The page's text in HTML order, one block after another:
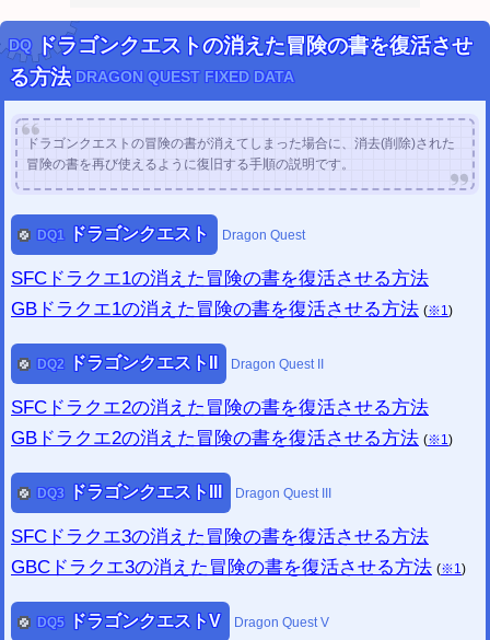
2022/11/20
ポケモン履歴書メーカー・スカーレットを公開しました。
ポケモン履歴書メーカー・バイオレット を公開しました。
2022/07/10
パワプロ風アバター画像ジェネレーター (顔イラストメーカー)
を公開しました。
DQ(ドラゴンクエスト)シリーズ関連ツール を公開しました。
FF(ファイナルファンタジー)シリーズ関連ツール
2022/01/22
任天堂改造解析掲示板を公開しました。
任天堂セーブデータ投稿掲示板を公開しました。
2021/04/08
ドラクエシリーズの消えた冒険の書を復活させる方法を公開しました。
2020/12/24
PC ドラクエ11S セーブデータ変換ツール製品版 /体験版
(改造補助ツール)
2020/06/13
WiiVCセーブデータ変換ツールを公開しました。
Wiiドラクエ1・2・3セーブデータ変換ツール を公開しました。
2020/04/24
PCゲーム セーブデータ変換ツールを公開しました。 (改造補助ツール)
ン など)
PCゲーム チェックサム修正ツールを更新しました。
(バイオハザード6 鬼武者 ベヨネッタ ヴァンキッシュ メトロエクソダス ダークサイダーズIII
2020/04/24
JSONファイル編集ツールを公開しました。
DQ
ドラゴンクエストの消えた冒険の書を復活させ
る方法 DRAGON QUEST FIXED DATA
ドラゴンクエストの冒険の書が消えてしまった場合に、消去(削除)された
冒険の書を再び使えるように復旧する手順の説明です。
DQ1 ドラゴンクエスト Dragon Quest
SFCドラクエ1の消えた冒険の書を復活させる方法
GBドラクエ1の消えた冒険の書を復活させる方法 (※1 )
DQ2 ドラゴンクエストII Dragon Quest II
SFCドラクエ2の消えた冒険の書を復活させる方法
GBドラクエ2の消えた冒険の書を復活させる方法 (※1 )
DQ3 ドラゴンクエストIII Dragon Quest III
SFCドラクエ3の消えた冒険の書を復活させる方法
GBCドラクエ3の消えた冒険の書を復活させる方法 (※1 )
DQ5ドラゴンクエストV Dragon Quest V